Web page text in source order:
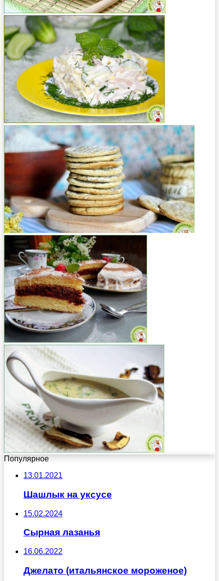
Популярное
13.01.2021
Шашлык на уксусе
15.02.2024
Сырная лазанья
16.06.2022
Джелато (итальянское мороженое)